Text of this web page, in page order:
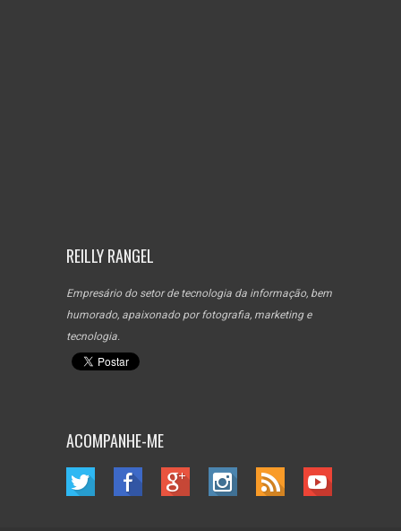
REILLY RANGEL
Empresário do setor de tecnologia da informação, bem
humorado, apaixonado por fotografia, marketing e
tecnologia.
ACOMPANHE-ME